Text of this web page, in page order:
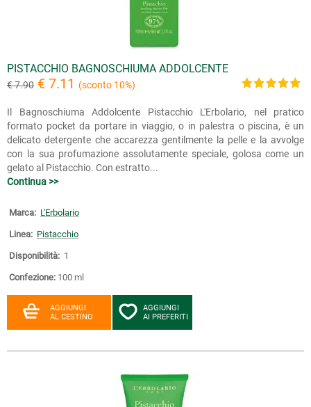
PISTACCHIO BAGNOSCHIUMA ADDOLCENTE
€ 7.90 € 7.11 (sconto 10%)
Il Bagnoschiuma Addolcente Pistacchio L'Erbolario, nel pratico
formato pocket da portare in viaggio, o in palestra o piscina, è un
delicato detergente che accarezza gentilmente la pelle e la avvolge
con la sua profumazione assolutamente speciale, golosa come un
gelato al Pistacchio. Con estratto...
Continua >>
Marca: L'Erbolario
Linea: Pistacchio
Disponibilità: 1
Confezione: 100 ml
AGGIUNGI
AL CESTINO
AGGIUNGI
AI PREFERITI